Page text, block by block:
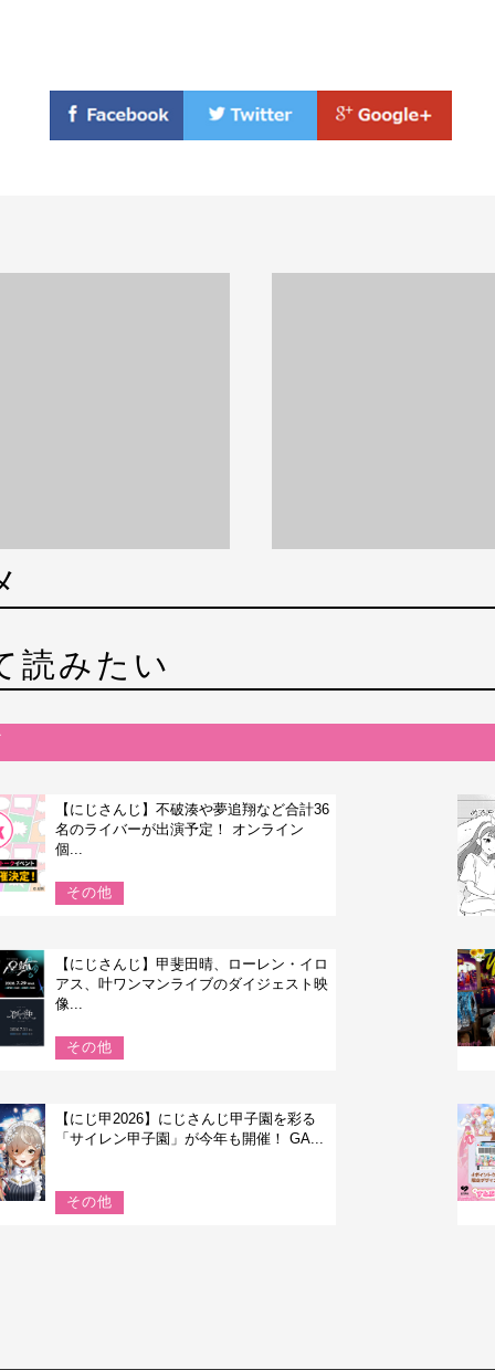
読みたい
【にじさんじ】不破湊や夢追翔など合計36
名のライバーが出演予定！ オンライン
個...
その他
【にじさんじ】甲斐田晴、ローレン・イロ
アス、叶ワンマンライブのダイジェスト映
像...
その他
【にじ甲2026】にじさんじ甲子園を彩る
「サイレン甲子園」が今年も開催！ GA...
その他